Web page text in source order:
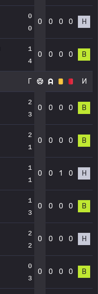
0
0
0 0 0 0 Н
1
4
0 0 0 0 В
Г И
2
3
0 0 0 0 В
2
1
0 0 0 0 В
1
1
0 0 1 0 Н
1
3
0 0 0 0 В
2
2
0 0 0 0 Н
0
3
0 0 0 0 В